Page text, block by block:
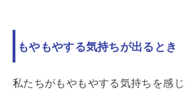
もやもやする気持ちが出るとき
私たちがもやもやする気持ちを感じ